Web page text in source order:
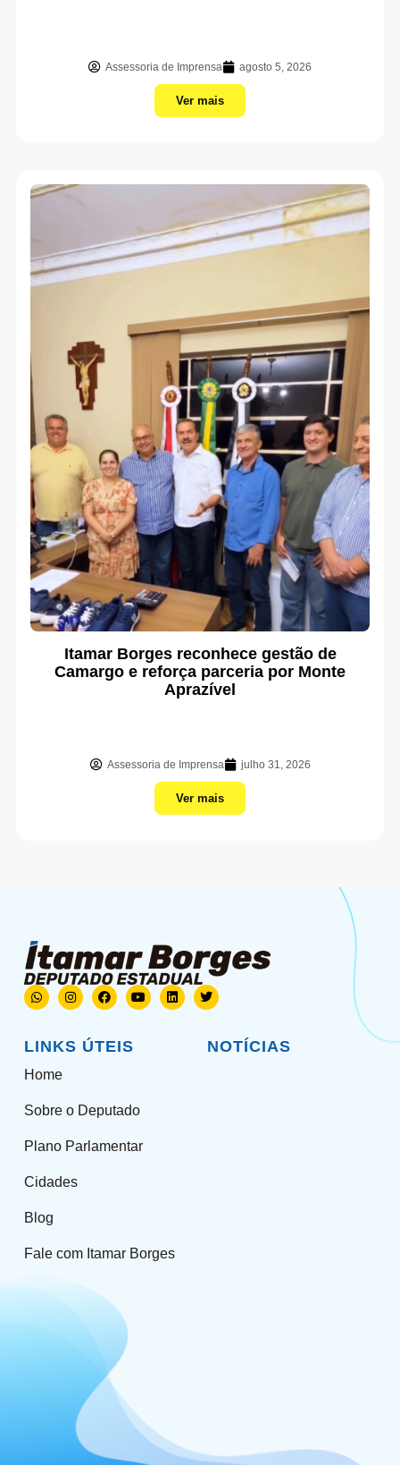
Assessoria de Imprensa agosto 5, 2026
Ver mais
Itamar Borges reconhece gestão de
Camargo e reforça parceria por Monte
Aprazível
Assessoria de Imprensa julho 31, 2026
Ver mais
LINKS ÚTEIS
Home
Sobre o Deputado
Plano Parlamentar
Cidades
Blog
Fale com Itamar Borges
NOTÍCIAS